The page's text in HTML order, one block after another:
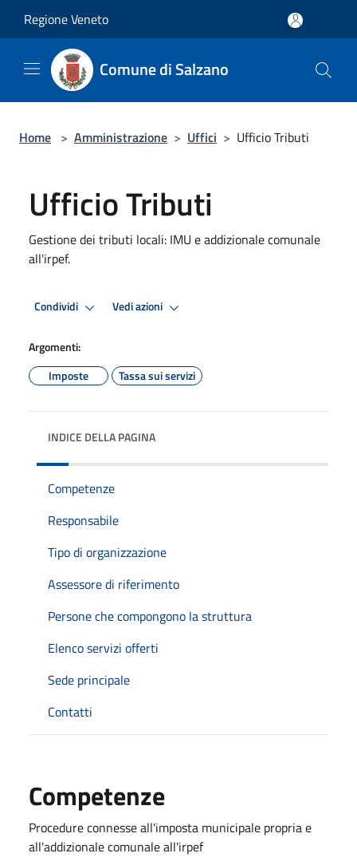
Regione Veneto
Comune di Salzano
Home > Amministrazione > Uffici > Ufficio Tributi
Ufficio Tributi
Gestione dei tributi locali: IMU e addizionale comunale
all'irpef.
Condividi Vedi azioni
Argomenti:
Imposte
Tassa sui servizi
INDICE DELLA PAGINA
Competenze
Responsabile
Tipo di organizzazione
Assessore di riferimento
Persone che compongono la struttura
Elenco servizi offerti
Sede principale
Contatti
Competenze
Procedure connesse all'imposta municipale propria e
all'addizionale comunale all'irpef